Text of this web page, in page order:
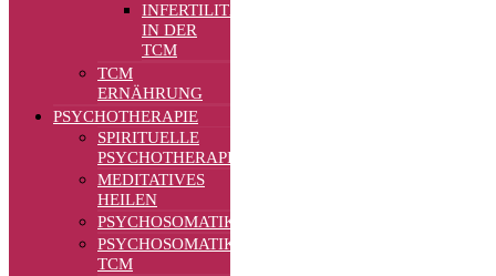
INFERTILITÄT
IN DER
TCM
TCM
ERNÄHRUNG
PSYCHOTHERAPIE
SPIRITUELLE
PSYCHOTHERAPIE
MEDITATIVES
HEILEN
PSYCHOSOMATIK
PSYCHOSOMATIK
TCM